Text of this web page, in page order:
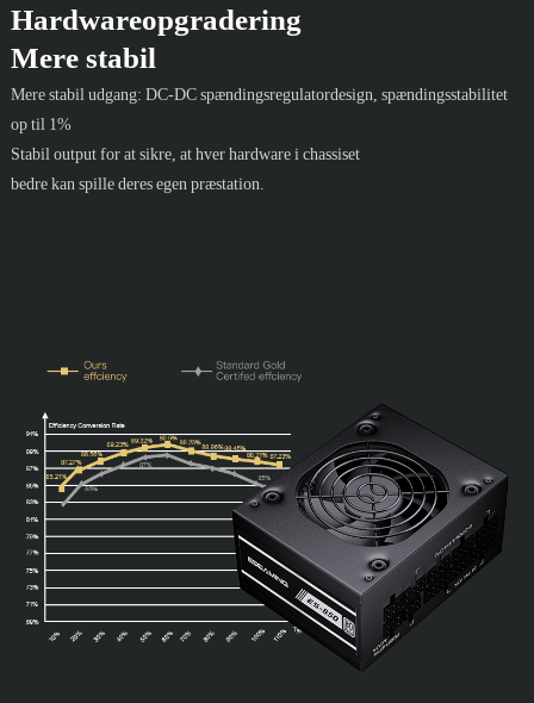
Hardwareopgradering
Mere stabil
Mere stabil udgang: DC-DC spændingsregulatordesign, spændingsstabilitet
op til 1%
Stabil output for at sikre, at hver hardware i chassiset
bedre kan spille deres egen præstation.